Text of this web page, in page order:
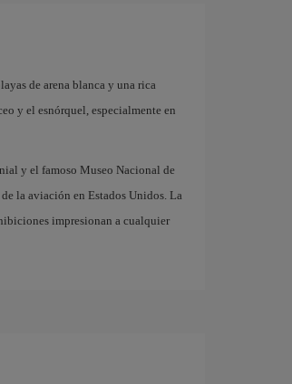
de arena blanca y una rica
y el esnórquel, especialmente en
y el famoso Museo Nacional de
la aviación en Estados Unidos. La
impresionan a cualquier